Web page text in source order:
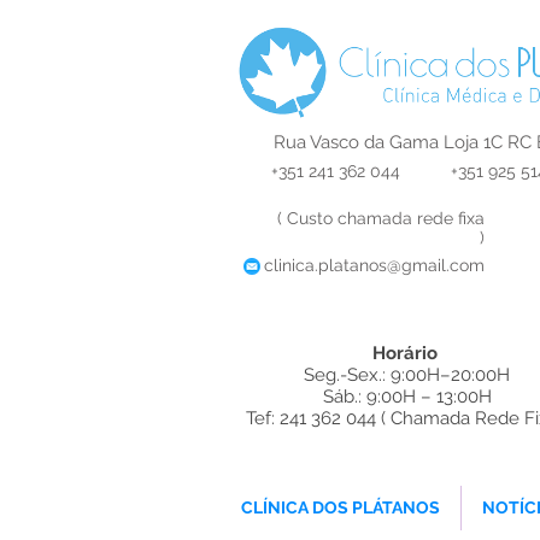
Rua Vasco da Gama Loja 1C
+351 241 362 044 +351 925
( Custo chamada rede fixa
)
clinica.platanos@gmail.com
Horário
Seg.-Sex.: 9:00H–20:00H
Sáb.: 9:00H – 13:00H
Tef: 241 362 044 ( Chamada Rede
CLÍNICA DOS PLÁTANOS